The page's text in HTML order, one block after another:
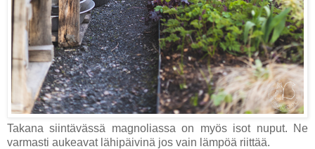
Takana siintävässä magnoliassa on myös isot nuput. Ne
varmasti aukeavat lähipäivinä jos vain lämpöä riittää.